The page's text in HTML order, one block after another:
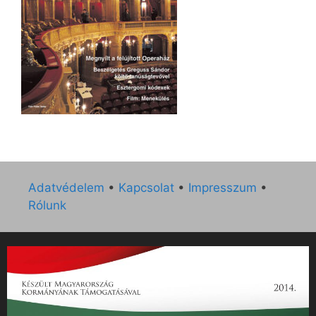
Adatvédelem • Kapcsolat • Impresszum •
Rólunk